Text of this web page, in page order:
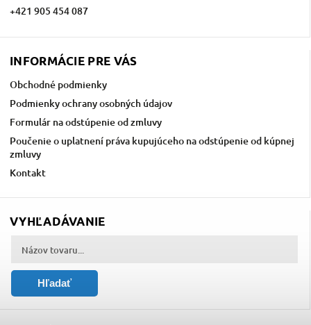
+421 905 454 087
INFORMÁCIE PRE VÁS
Obchodné podmienky
Podmienky ochrany osobných údajov
Formulár na odstúpenie od zmluvy
Poučenie o uplatnení práva kupujúceho na odstúpenie od kúpnej
zmluvy
Kontakt
VYHĽADÁVANIE
Hľadať